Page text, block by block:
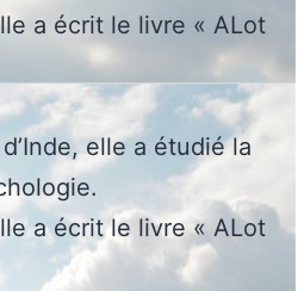
a écrit le livre « ALot
elle a étudié la
a écrit le livre « ALot